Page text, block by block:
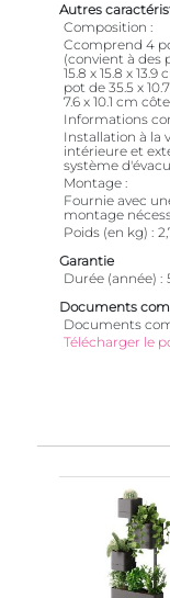
Autres
Composition
Ccomprend 4
(convient à des
15.8 x 15.8 x
pot de 35.5 x
7.6 x 10.1 cm
Informations
Installation à la
intérieure et
système
Montage
Fournie avec
montage
Poids (en kg)
Garantie
Durée (année)
Documents
Documents
Télécharger le